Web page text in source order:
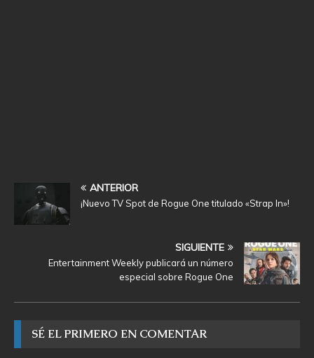
ANTERIOR
¡Nuevo TV Spot de Rogue One titulado «Strap In»!
SIGUIENTE
Entertainment Weekly publicará un número
especial sobre Rogue One
SÉ EL PRIMERO EN COMENTAR